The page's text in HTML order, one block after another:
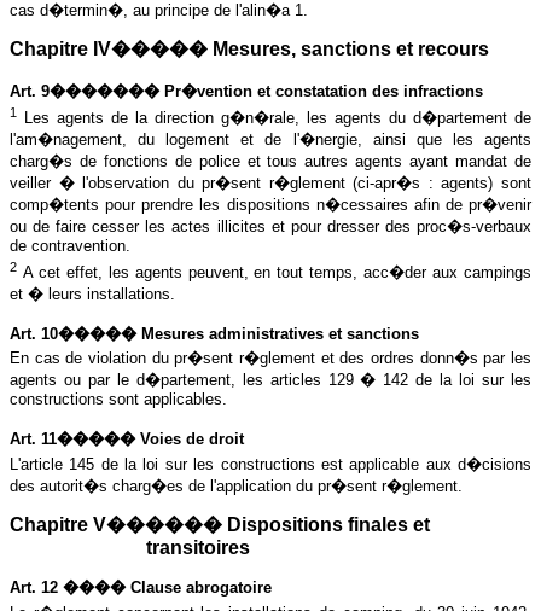
cas d�termin�, au principe de l'alin�a 1.
Chapitre IV����� Mesures, sanctions et recours
Art. 9������� Pr�vention et constatation des infractions
1
Les agents de la direction g�n�rale, les agents du d�partement de
l'am�nagement, du logement et de l'�nergie, ainsi que les agents
charg�s de fonctions de police et tous autres agents ayant mandat de
veiller � l'observation du pr�sent r�glement (ci-apr�s : agents) sont
comp�tents pour prendre les dispositions n�cessaires afin de pr�venir
ou de faire cesser les actes illicites et pour dresser des proc�s-verbaux
de contravention.
2 A cet effet, les agents peuvent, en tout temps, acc�der aux campings
et � leurs installations.
Art. 10����� Mesures administratives et sanctions
En cas de violation du pr�sent r�glement et des ordres donn�s par les
agents ou par le d�partement, les articles 129 � 142 de la loi sur les
constructions sont applicables.
Art. 11����� Voies de droit
L'article 145 de la loi sur les constructions est applicable aux d�cisions
des autorit�s charg�es de l'application du pr�sent r�glement.
Chapitre V������ Dispositions finales et
transitoires
Art. 12 ���� Clause abrogatoire